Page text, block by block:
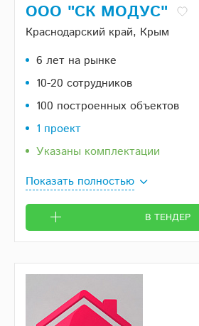
ООО "СК МОДУС"
Краснодарский край, Крым
6 лет на рынке
10-20 сотрудников
100 построенных объектов
1 проект
Указаны комплектации
Показать полностью
В ТЕНДЕР